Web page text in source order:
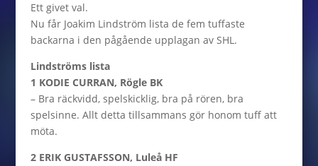
Ett givet val.
Nu får Joakim Lindström lista de fem tuffaste
backarna i den pågående upplagan av SHL.
Lindströms lista
1 KODIE CURRAN, Rögle BK
– Bra räckvidd, spelskicklig, bra på rören, bra
spelsinne. Allt detta tillsammans gör honom tuff att
möta.
2 ERIK GUSTAFSSON, Luleå HF